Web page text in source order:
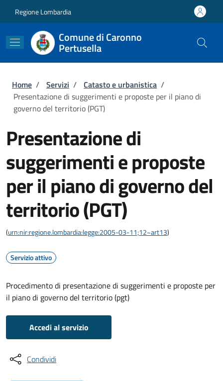
Regione Lombardia
Comune di Caronno
Pertusella
Briciole di pane
Home / Servizi / Catasto e urbanistica /
Presentazione di suggerimenti e proposte per il piano di
governo del territorio (PGT)
Presentazione di
suggerimenti e proposte
per il piano di governo del
territorio (PGT)
(urn:nir:regione.lombardia:legge:2005-03-11;12~art13)
Servizio attivo
Procedimento di presentazione di suggerimenti e proposte per
il piano di governo del territorio (pgt)
Accedi al servizio
Condividi